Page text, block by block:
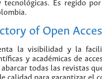
tecnológicas. Es regido
of Open
la visibilidad y la
y académicas de
todas las revistas